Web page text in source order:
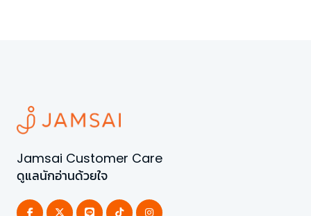
Jamsai Customer Care
ดูแลนักอ่านด้วยใจ